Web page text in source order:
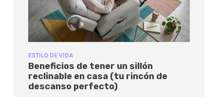
ESTILO DE VIDA
Beneficios de tener un sillón
reclinable en casa (tu rincón de
descanso perfecto)